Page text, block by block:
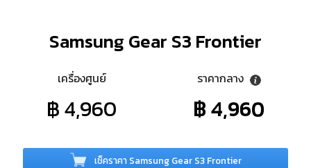
Samsung Gear S3 Frontier
เครื่องศูนย์
฿ 4,960
ราคากลาง
฿ 4,960
เช็คราคา Samsung Gear S3 Frontier